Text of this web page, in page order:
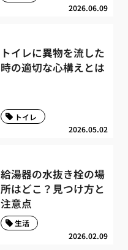
2026.06.09
トイレに異物を流した
時の適切な心構えとは
2026.05.02
トイレ
給湯器の水抜き栓の場
所はどこ？見つけ方と
注意点
2026.02.09
生活